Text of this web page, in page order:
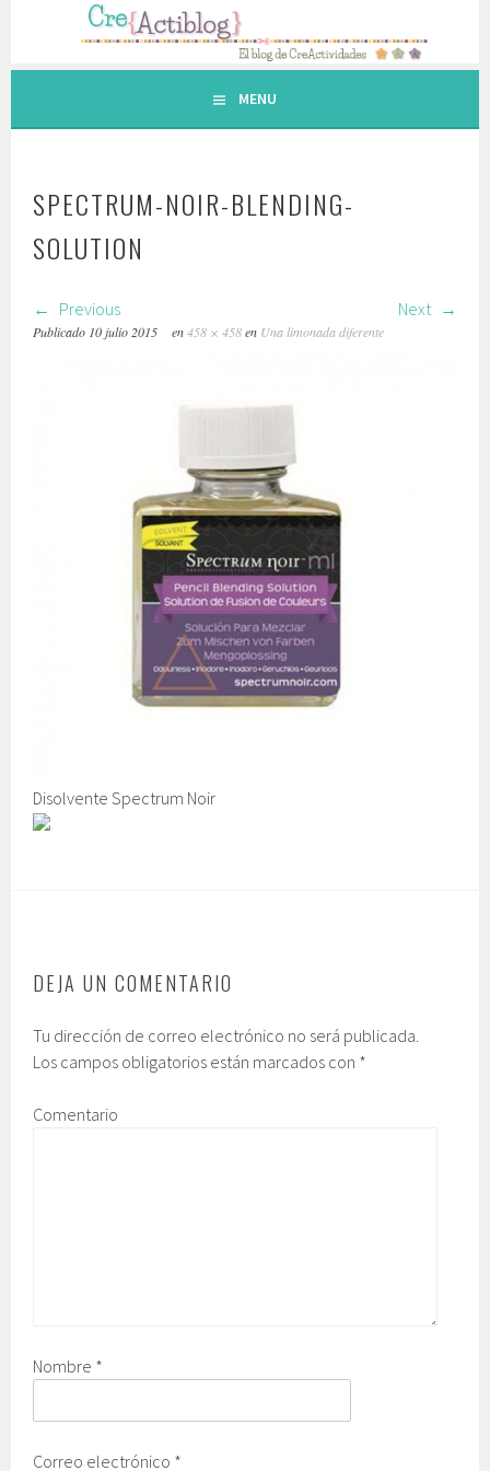
contenido.
MENU
SPECTRUM-NOIR-BLENDING-
SOLUTION
Previous Next
Publicado 10 julio 2015 en458 × 458en Una limonada diferente
Disolvente Spectrum Noir
DEJA UN COMENTARIO
Tu dirección de correo electrónico no será publicada.
Los campos obligatorios están marcados con *
Comentario
Nombre *
Correo electrónico *